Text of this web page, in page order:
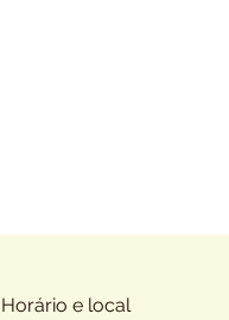
Horário e local